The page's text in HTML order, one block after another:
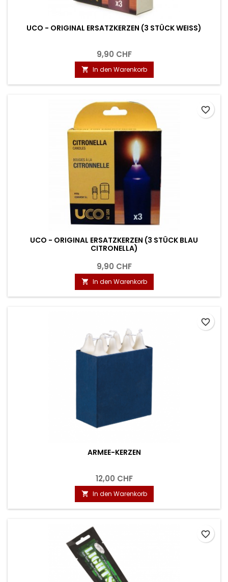
UCO - ORIGINAL ERSATZKERZEN (3 STÜCK WEISS)
9,90 CHF
 In den Warenkorb
UCO - ORIGINAL ERSATZKERZEN (3 STÜCK BLAU
CITRONELLA)
9,90 CHF
 In den Warenkorb
favorite_border
ARMEE-KERZEN
12,00 CHF
 In den Warenkorb
favorite_border
favorite_border